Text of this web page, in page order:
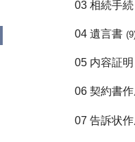
03 相続手続
04 遺言書
05 内容証明
06 契約書
07 告訴状